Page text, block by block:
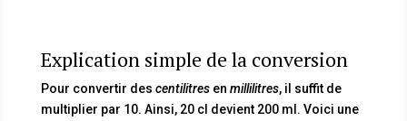
Explication simple de la conversion
Pour convertir des centilitresen millilitres, il suffit de
multiplier par 10. Ainsi, 20 cl devient 200 ml. Voici une